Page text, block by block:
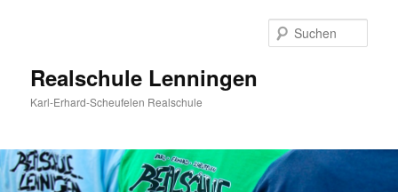
Realschule Lenningen
Karl-Erhard-Scheufelen Realschule